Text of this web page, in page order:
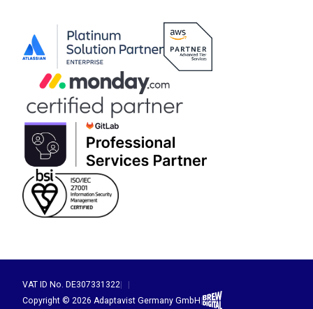
VAT ID No. DE307331322
Copyright © 2026 Adaptavist Germany GmbH|Brew Digital